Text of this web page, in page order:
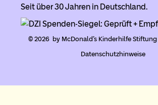
Seit über 30 Jahren in Deutschland.
© 2026 by McDonald's Kinderhilfe Stiftung |
Datenschutzhinweise